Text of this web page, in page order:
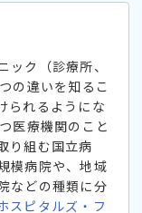
ク（診療所、
の違いを知るこ
られるようにな
医療機関のこと
り組む国立病
模病院や、地域
などの種類に分
スピタルズ・フ